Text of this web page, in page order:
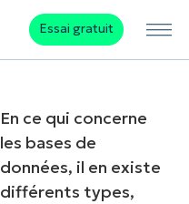
Essai gratuit
En ce qui concerne
les bases de
données, il en existe
différents types,